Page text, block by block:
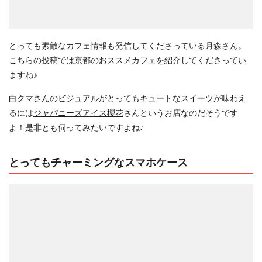
とっても素敵なカフェ情報も発信してくださっている月森さん。
こちらの投稿では京都のおススメカフェを紹介してくださってい
ますね♪
白クマさんのビジュアルがとってもキュートなスイーツが味わえ
るにはジャパニーズアイス櫻花さんというお店なのだそうです
よ！是非とも伺ってみたいですよね♪
とってもチャーミングなスマホケース